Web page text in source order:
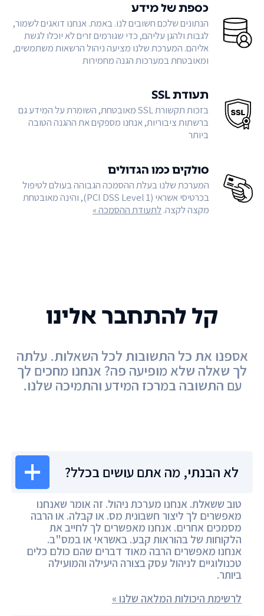
כספת של מידע
הנתונים שלכם חשובים לנו. באמת. אנחנו דואגים לשמור,
לגבות ולהגן עליהם, כדי שגורמים זרים לא יוכלו לגשת
אליהם. המערכת שלנו מציעה ניהול הרשאות משתמשים,
ומאובטחת במערכות הגנה מחמירות
תעודת SSL
בזכות תקשורת SSL מאובטחת, השומרת על המידע גם
ברשתות ציבוריות, אנחנו מספקים את ההגנה הטובה
ביותר
סולקים כמו הגדולים
המערכת שלנו בעלת ההסמכה הגבוהה בעולם לטיפול
בכרטיסי אשראי (PCI DSS Level 1), והינה מאובטחת
מקצה לקצה.לתעודת ההסמכה »
לא הבנתי, מה אתם עושים בכלל?
טוב ששאלת. אנחנו מערכת ניהול. זה אומר שאנחנו
מאפשרים לך ליצור חשבונית מס. או קבלה. או הרבה
מסמכים אחרים. אנחנו מאפשרים לך לחייב את
הלקוחות של בהוראות קבע. באשראי או במס"ב.
אנחנו מאפשרים הרבה מאוד דברים שהם כולם כלים
טכנולוגיים לניהול עסק בצורה היעילה והמועילה
ביותר.
לרשימת היכולות המלאה שלנו »
קל להתחבר אלינו
אספנו את כל התשובות לכל השאלות. עלתה
לך שאלה שלא מופיעה פה? אנחנו מחכים לך
עם התשובה במרכז המידע והתמיכה שלנו.